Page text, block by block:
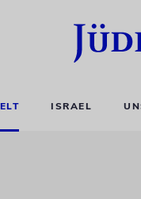
ISRAEL